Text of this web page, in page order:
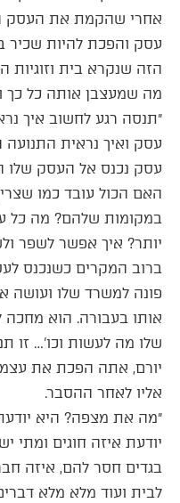
אחרי שהקמת את העסק
עסק והפכת להיות שכיר
הזה שנקרא בית וזוגיות
מה שמעצבן אותה כל כך
״תנסה רגע לחשוב איך
עסק ואיך נראית
עסק נכנס אל העסק שלו
האם הכול עובד כמו
במקומות שלהם? מה כל
יותר? איך אפשר לשפר
ברוב המקרים כשנכנס
פונה למשרד שלו
אותו בעבורה. הוא מחכה
שלו מה לעשות וכו'… זו
יורם, אתה הפכת את
אליו לאחר ההסבר.
יודעת איזה חוגים ומתי
בגדים חסר להם, איזה
לבית ועוד מלא מלא